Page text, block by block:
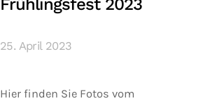
Frühlingsfest 2023
25. April 2023
Hier finden Sie Fotos vom